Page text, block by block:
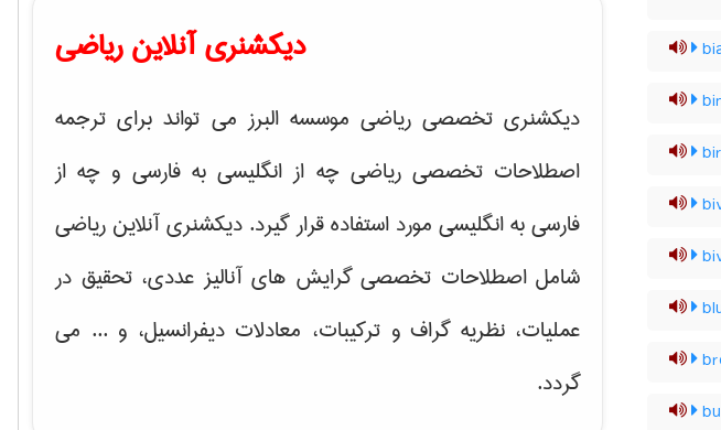
دیکشنری آنلاین ریاضی
دیکشنری تخصصی ریاضی موسسه البرز می تواند برای ترجمه
اصطلاحات تخصصی ریاضی چه از انگلیسی به فارسی و چه از
فارسی به انگلیسی مورد استفاده قرار گیرد. دیکشنری آنلاین ریاضی
شامل اصطلاحات تخصصی گرایش هایآنالیز عددی، تحقیق در
عملیات، نظریه گراف و تركیبات، معادلات دیفرانسیل، و ... می
گردد.